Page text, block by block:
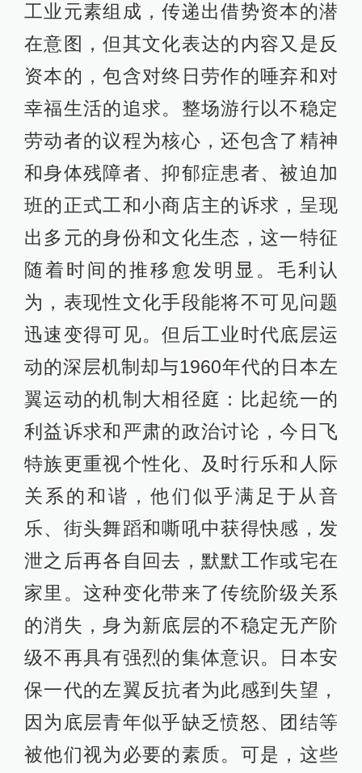
工业元素组成，传递出借势资本的潜
在意图，但其文化表达的内容又是反
资本的，包含对终日劳作的唾弃和对
幸福生活的追求。整场游行以不稳定
劳动者的议程为核心，还包含了精神
和身体残障者、抑郁症患者、被迫加
班的正式工和小商店主的诉求，呈现
出多元的身份和文化生态，这一特征
随着时间的推移愈发明显。毛利认
为，表现性文化手段能将不可见问题
迅速变得可见。但后工业时代底层运
动的深层机制却与1960年代的日本左
翼运动的机制大相径庭：比起统一的
利益诉求和严肃的政治讨论，今日飞
特族更重视个性化、及时行乐和人际
关系的和谐，他们似乎满足于从音
乐、街头舞蹈和嘶吼中获得快感，发
泄之后再各自回去，默默工作或宅在
家里。这种变化带来了传统阶级关系
的消失，身为新底层的不稳定无产阶
级不再具有强烈的集体意识。日本安
保一代的左翼反抗者为此感到失望，
因为底层青年似乎缺乏愤怒、团结等
被他们视为必要的素质。可是，这些